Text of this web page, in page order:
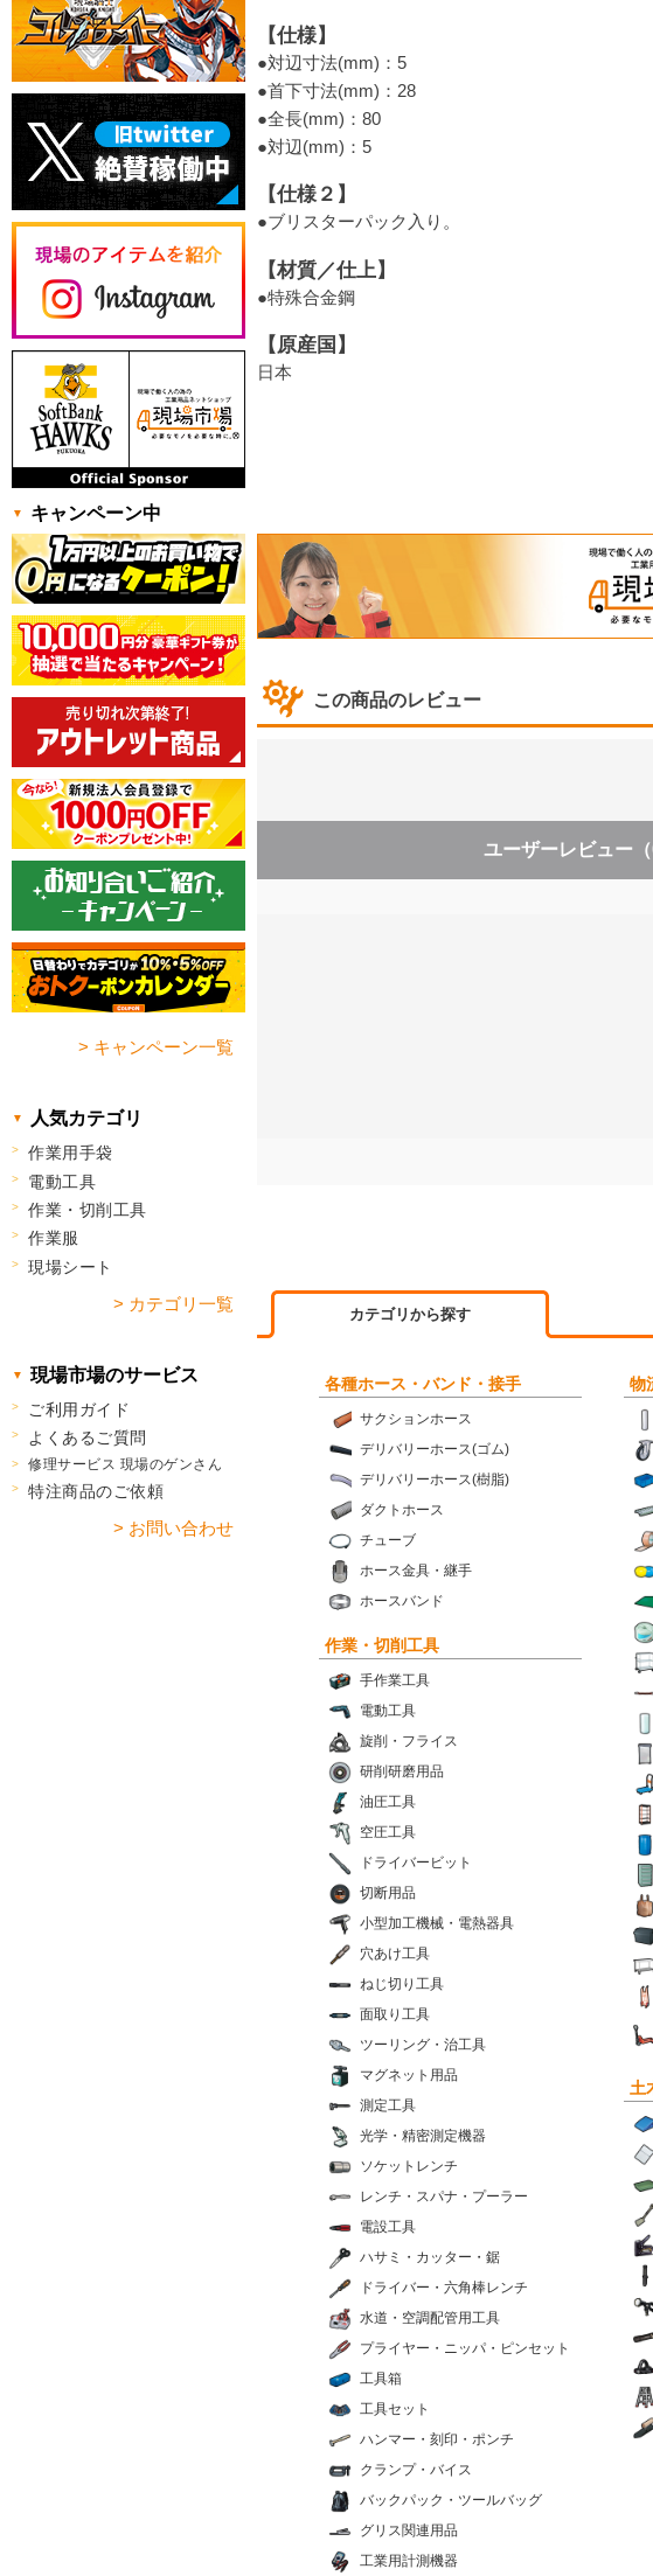
【仕様】
●対辺寸法(mm)：5
●首下寸法(mm)：28
●全長(mm)：80
●対辺(mm)：5
【仕様２】
●ブリスターパック入り。
【材質／仕上】
●特殊合金鋼
【原産国】
日本
この商品のレビュー
ユーザーレビュー
カテゴリから探す
各種ホース・バンド・接手
サクションホース
デリバリーホース(ゴム)
デリバリーホース(樹脂)
ダクトホース
チューブ
ホース金具・継手
ホースバンド
物
作業・切削工具
手作業工具
電動工具
旋削・フライス
研削研磨用品
油圧工具
空圧工具
ドライバービット
切断用品
小型加工機械・電熱器具
穴あけ工具
ねじ切り工具
面取り工具
ツーリング・治工具
マグネット用品
測定工具
光学・精密測定機器
ソケットレンチ
レンチ・スパナ・プーラー
電設工具
ハサミ・カッター・鋸
ドライバー・六角棒レンチ
水道・空調配管用工具
プライヤー・ニッパ・ピンセット
工具箱
工具セット
ハンマー・刻印・ポンチ
クランプ・バイス
バックパック・ツールバッグ
グリス関連用品
工業用計測機器
土
キャンペーン中
> キャンペーン一覧
人気カテゴリ
作業用手袋
電動工具
作業・切削工具
作業服
現場シート
> カテゴリ一覧
現場市場のサービス
ご利用ガイド
よくあるご質問
修理サービス 現場のゲンさん
特注商品のご依頼
> お問い合わせ